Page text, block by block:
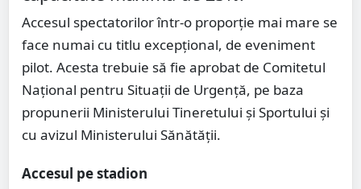
Accesul spectatorilor într-o proporție mai mare se
face numai cu titlu excepțional, de eveniment
pilot. Acesta trebuie să fie aprobat de Comitetul
Național pentru Situații de Urgență, pe baza
propunerii Ministerului Tineretului și Sportului și
cu avizul Ministerului Sănătății.
Accesul pe stadion